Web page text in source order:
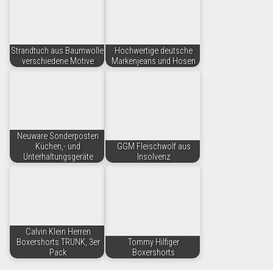
Strandtuch aus Baumwolle,
verschiedene Motive
Hochwertige deutsche
Markenjeans und Hosen
Neuware Sonderposten
Küchen,- und
Unterhaltungsgeräte
GGM Fleischwolf aus
Insolvenz
Calvin Klein Herren
Boxershorts TRUNK, 3er
Pack
Tommy Hilfiger
Boxershorts